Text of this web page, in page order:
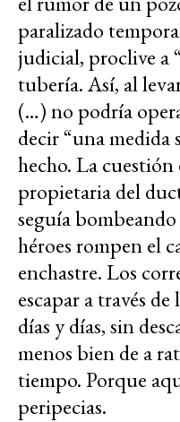
paralizado
judicial, proclive a
tubería. Así, al
(…) no podría
decir “una
hecho. La cuestión
propietaria del
seguía
héroes rompen el
enchastre. Los
escapar a través
días y días, sin
menos bien de a
tiempo. Porque
peripecias.